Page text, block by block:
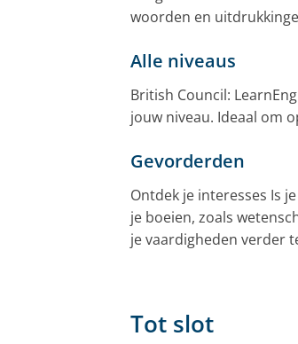
woorden en
Alle niveaus
British Council:
jouw niveau. Ideaal om
Gevorderden
Ontdek je interesses Is je
je boeien, zoals
je vaardigheden verder
Tot slot